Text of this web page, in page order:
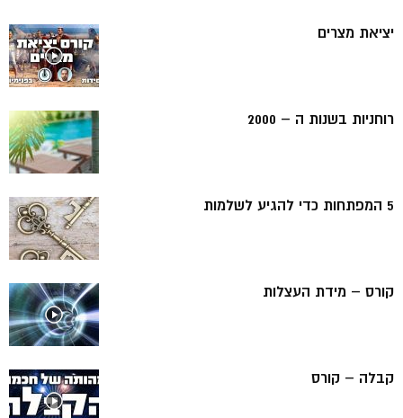
יציאת מצרים
רוחניות בשנות ה – 2000
5 המפתחות כדי להגיע לשלמות
קורס – מידת העצלות
קבלה – קורס